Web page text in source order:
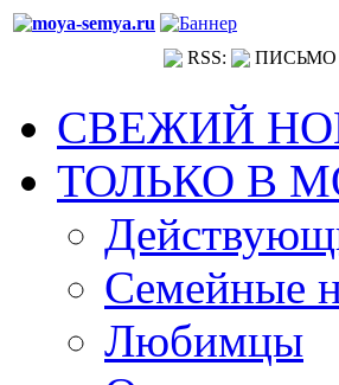
RSS: ПИСЬМО
СВЕЖИЙ
ТОЛЬКО В
Семейные
Любимцы